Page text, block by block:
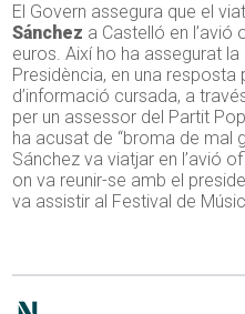
El Govern assegura que el
Sánchez a Castelló en
euros. Així ho ha assegurat
Presidència, en una resposta
d’informació cursada, a
per un assessor del Partit
ha acusat de “broma de mal
Sánchez va viatjar en l’avió
on va reunir-se amb el
va assistir al Festival de